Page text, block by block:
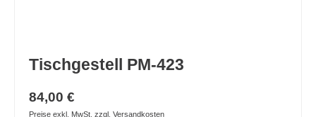
Tischgestell PM-423
84,00 €
Preise exkl. MwSt. zzgl. Versandkosten